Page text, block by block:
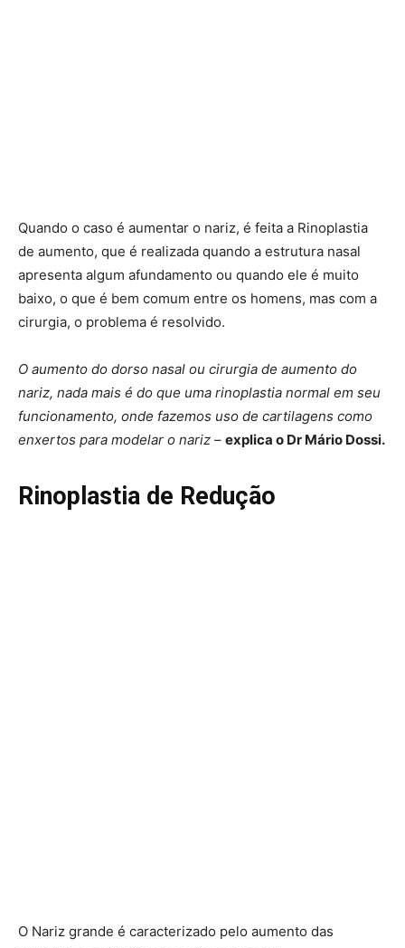
Quando o caso é aumentar o nariz, é feita a Rinoplastia
de aumento, que é realizada quando a estrutura nasal
apresenta algum afundamento ou quando ele é muito
baixo, o que é bem comum entre os homens, mas com a
cirurgia, o problema é resolvido.
O aumento do dorso nasal ou cirurgia de aumento do
nariz, nada mais é do que uma rinoplastia normal em seu
funcionamento, onde fazemos uso de cartilagens como
enxertos para modelar o nariz – explica o Dr Mário Dossi.
Rinoplastia de Redução
O Nariz grande é caracterizado pelo aumento das